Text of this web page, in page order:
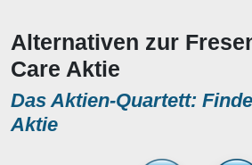
Alternativen zur
Care Aktie
Das Aktien-Quartett:
Aktie